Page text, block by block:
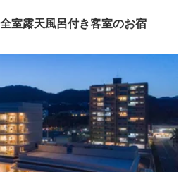
室露天風呂付き客室のお宿